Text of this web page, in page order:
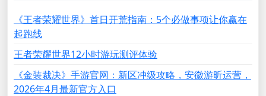
《王者荣耀世界》首日开荒指南：5个必做事项让你赢在
起跑线
王者荣耀世界12小时游玩测评体验
《金装裁决》手游官网：新区冲级攻略，安徽游昕运营，
2026年4月最新官方入口